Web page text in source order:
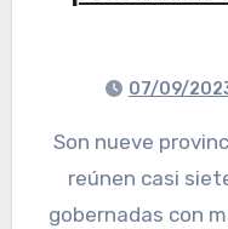
07/09/
Son nueve provincias del norte argentino que
reúnen casi
gobernadas con